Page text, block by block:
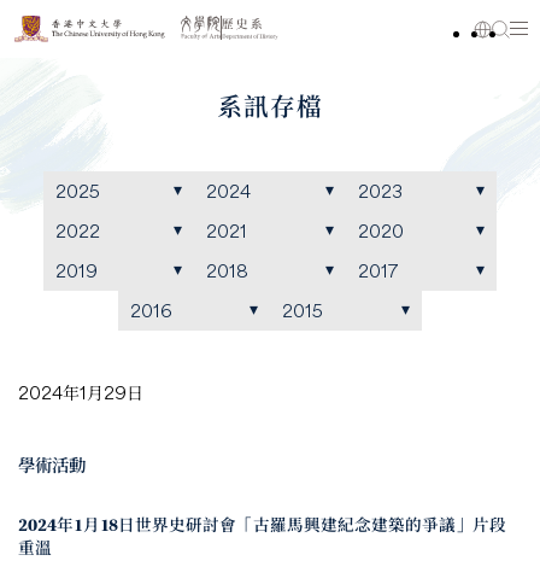
系訊存檔
2025 2024
2023
2022
2021
2020
2019
2018
2017
2016
2015
2024年1月29日
學術活動
2024年1月18日世界史研討會「古羅馬興建紀念建築的爭議」片段
重溫